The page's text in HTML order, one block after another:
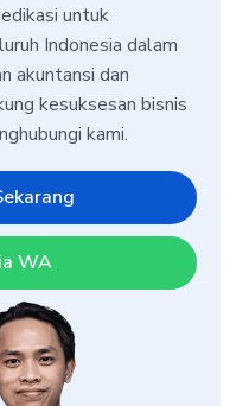
untuk
Indonesia dalam
akuntansi dan
kesuksesan bisnis
kami.
WA